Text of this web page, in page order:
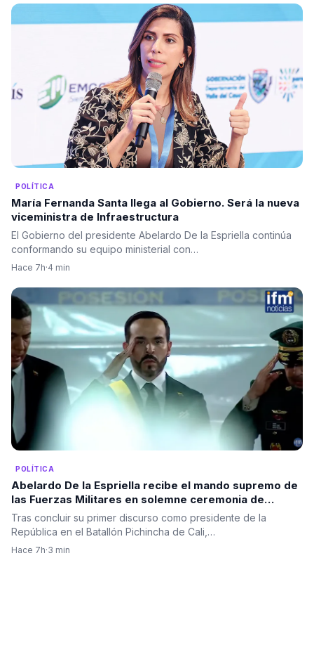
POLÍTICA
María Fernanda Santa llega al Gobierno. Será la nueva
viceministra de Infraestructura
El Gobierno del presidente Abelardo De la Espriella continúa
conformando su equipo ministerial con…
Hace 7h·4 min
POLÍTICA
Abelardo De la Espriella recibe el mando supremo de
las Fuerzas Militares en solemne ceremonia de
reconocimiento de tropas
Tras concluir su primer discurso como presidente de la
República en el Batallón Pichincha de Cali,…
Hace 7h·3 min